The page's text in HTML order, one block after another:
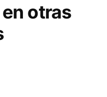
otras